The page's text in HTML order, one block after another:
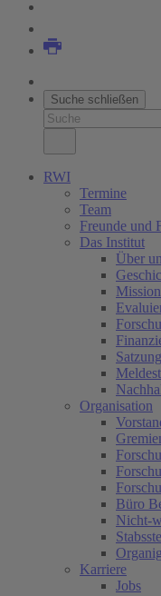
Suche schließen
RWI
Termine
Team
Freunde und
Das Institut
Über
Satzung
Organisation
Büro
Nicht-
Karriere
Jobs